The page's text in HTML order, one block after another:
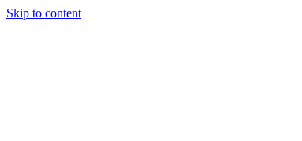
Skip to content